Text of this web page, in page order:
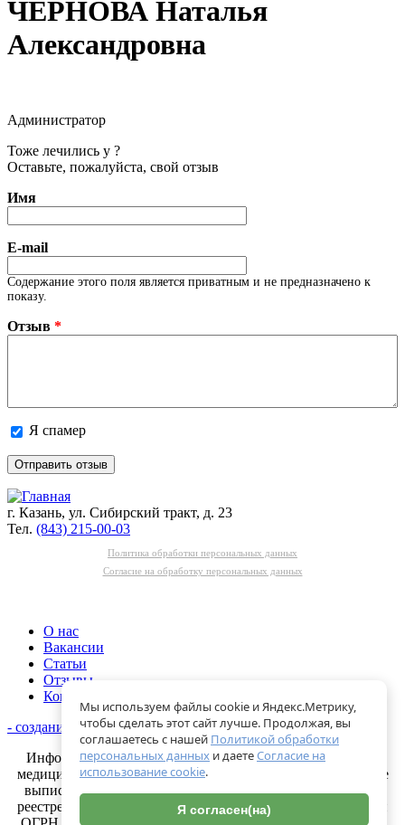
ЧЕРНОВА Наталья
Александровна
Администратор
Тоже лечились у ?
Оставьте, пожалуйста, свой отзыв
Имя
E-mail
Содержание этого поля является приватным и не предназначено к
показу.
Отзыв *
это
поле
пустым
Пожалуйста,
не
заполняйте
роботов!
Я спамер
г. Казань, ул. Сибирский тракт, д. 23
Тел. (843) 215-00-03
Политика обработки персональных данных
Согласие на обработку персональных данных
​О нас
Вакансии
Статьи
Отзывы
Контакты
- создание и продвижение сайтов
Информация об имеющейся лицензии на осуществление
медицинской деятельности теперь предоставляется в форме
выписок, получить ее можно самостоятельно в открытом
реестре на сайте
Росздравнадзора(по ИНН 1655241418 или
Мы используем файлы cookie и Яндекс.Метрику,
чтобы сделать этот сайт лучше. Продолжая, вы
соглашаетесь с нашей Политикой обработки
персональных данных и даетеСогласие на
использование cookie.
Я согласен(на)